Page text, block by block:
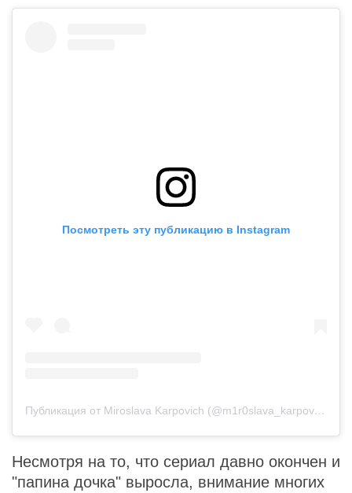
Посмотреть эту публикацию в Instagram
Публикация от Miroslava Karpovich (@m1r0slava_karpovich)
Несмотря на то, что сериал давно окончен и
"папина дочка" выросла, внимание многих